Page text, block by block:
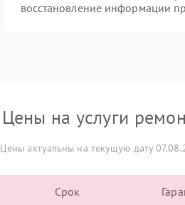
восстановление информации
Цены на услуги
Цены актуальны на текущую дату
Срок